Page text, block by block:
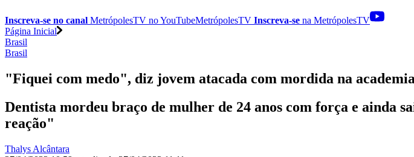
Inscreva-se no canal MetrópolesTV noYouTubeMetrópolesTV Inscreva-se na MetrópolesTV
Página Inicial
Brasil
Brasil
"Fiquei com medo", diz jovem atacada com mordida na
Dentista mordeu braço de mulher de 24 anos com força e ainda
reação"
Thalys Alcântara